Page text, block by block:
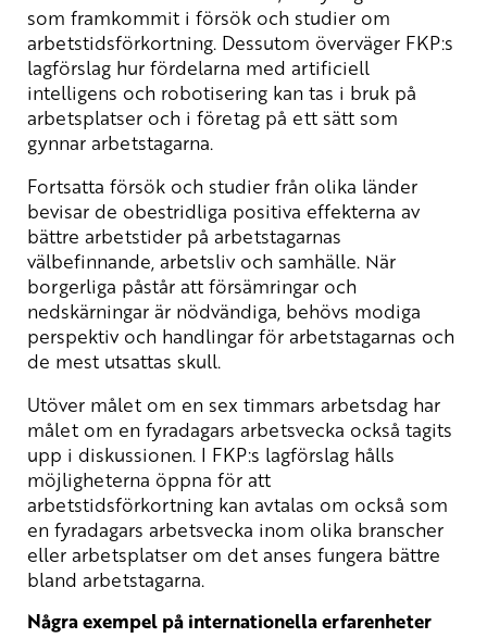
som framkommit i försök och studier om
arbetstidsförkortning. Dessutom överväger FKP:s
lagförslag hur fördelarna med artificiell
intelligens och robotisering kan tas i bruk på
arbetsplatser och i företag på ett sätt som
gynnar arbetstagarna.
Fortsatta försök och studier från olika länder
bevisar de obestridliga positiva effekterna av
bättre arbetstider på arbetstagarnas
välbefinnande, arbetsliv och samhälle. När
borgerliga påstår att försämringar och
nedskärningar är nödvändiga, behövs modiga
perspektiv och handlingar för arbetstagarnas och
de mest utsattas skull.
Utöver målet om en sex timmars arbetsdag har
målet om en fyradagars arbetsvecka också tagits
upp i diskussionen. I FKP:s lagförslag hålls
möjligheterna öppna för att
arbetstidsförkortning kan avtalas om också som
en fyradagars arbetsvecka inom olika branscher
eller arbetsplatser om det anses fungera bättre
bland arbetstagarna.
Några exempel på internationella erfarenheter